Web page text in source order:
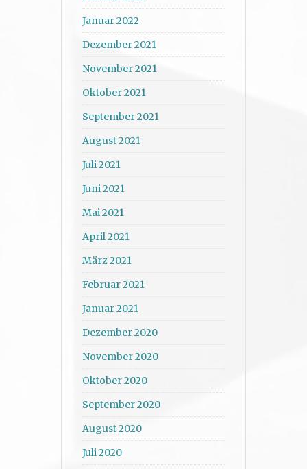
Januar 2022
Dezember 2021
November 2021
Oktober 2021
September 2021
August 2021
Juli 2021
Juni 2021
Mai 2021
April 2021
März 2021
Februar 2021
Januar 2021
Dezember 2020
November 2020
Oktober 2020
September 2020
August 2020
Juli 2020